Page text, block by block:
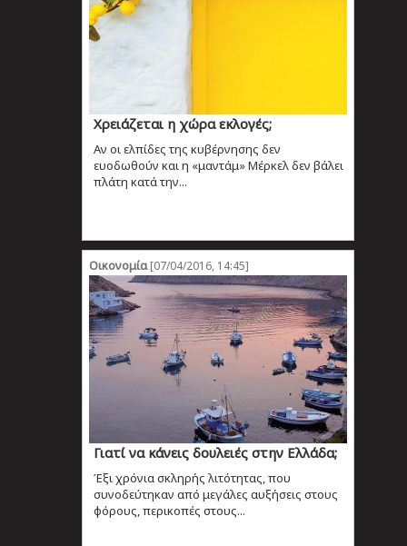
Χρειάζεται η χώρα εκλογές;
Αν οι ελπίδες της κυβέρνησης δεν
ευοδωθούν και η «μαντάμ» Μέρκελ δεν βάλει
πλάτη κατά την...
Οικονομία[07/04/2016, 14:45]
Γιατί να κάνεις δουλειές στην Ελλάδα;
Έξι χρόνια σκληρής λιτότητας, που
συνοδεύτηκαν από μεγάλες αυξήσεις στους
φόρους, περικοπές στους...